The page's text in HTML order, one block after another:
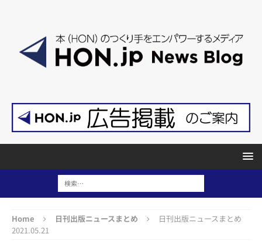
Home 日刊出版ニュースまとめ
日刊出版ニュースまとめ
2021.05.21